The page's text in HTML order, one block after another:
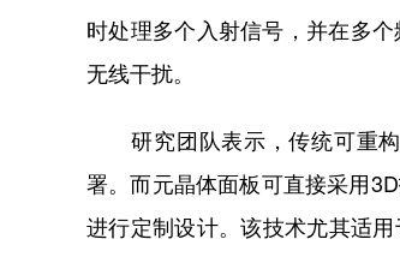
时处理多个入射信号，并在多
无线干扰。
研究团队表示，传统可重构
署。而元晶体面板可直接采用
进行定制设计。该技术尤其适